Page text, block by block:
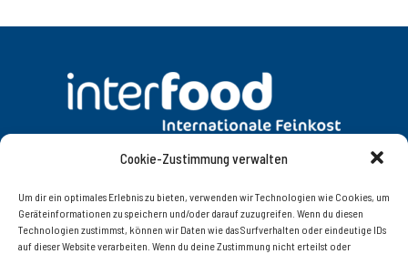
Cookie-Zustimmung verwalten
Um dir ein optimales Erlebnis zu bieten, verwenden wir Technologien wie Cookies, um
Geräteinformationen zu speichern und/oder darauf zuzugreifen. Wenn du diesen
Technologien zustimmst, können wir Daten wie das Surfverhalten oder eindeutige IDs
auf dieser Website verarbeiten. Wenn du deine Zustimmung nicht erteilst oder
KONTAKT IMPRESSUM